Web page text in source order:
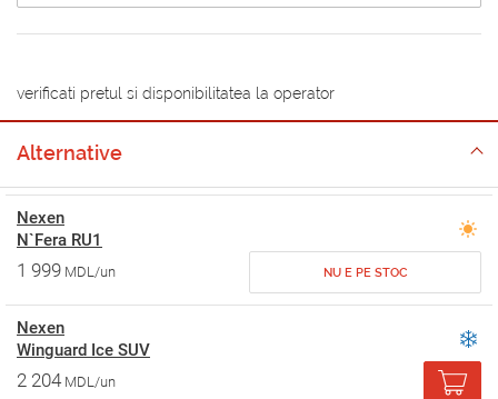
verificati pretul si disponibilitatea la operator
Alternative
Nexen
N`Fera RU1
1 999 MDL/un NU E PE STOC
Nexen
Winguard Ice SUV
2 204 MDL/un